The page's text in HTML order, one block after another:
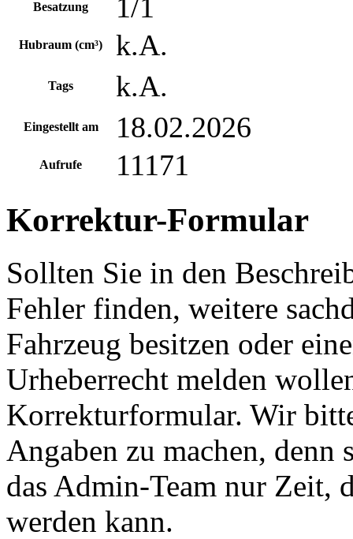
Besatzung 1/1
Hubraum (cm³) k.A.
Tags k.A.
Eingestellt am 18.02.2026
Aufrufe 11171
Korrektur-Formular
Sollten Sie in den
Fehler finden, weitere
Fahrzeug besitzen oder
Urheberrecht melden
Korrekturformular. Wir
Angaben zu machen,
das Admin-Team nur Zeit,
werden kann.